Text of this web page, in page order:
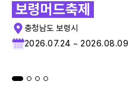
보령머드축제
충청남도 보령시
2026.07.24 ~ 2026.08.09